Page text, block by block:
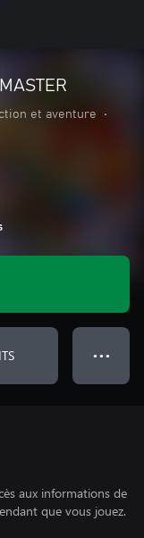
et aventure
•
● ● ●
aux informations de
que vous jouez.